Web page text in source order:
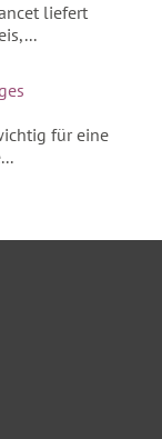
liefert
für eine